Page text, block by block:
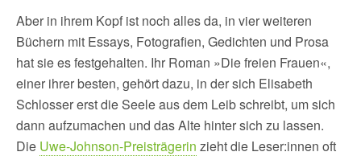
Aber in ihrem Kopf ist noch alles da, in vier weiteren
Büchern mit Essays, Fotografien, Gedichten und Prosa
hat sie es festgehalten. Ihr Roman »Die freien Frauen«,
einer ihrer besten, gehört dazu, in der sich Elisabeth
Schlosser erst die Seele aus dem Leib schreibt, um sich
dann aufzumachen und das Alte hinter sich zu lassen.
Die Uwe-Johnson-Preisträgerin zieht die Leser:innen oft